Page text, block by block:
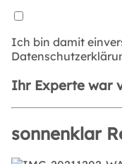
Ich bin damit
Ihr Experte war
sonnenklar